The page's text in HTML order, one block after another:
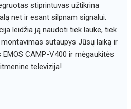
stiprintuvas užtikrina
net ir esant silpnam signalui.
leidžia ją naudoti tiek lauke, tiek
sutaupys Jūsų laiką ir
CAMP-V400 ir mėgaukitės
televizija!